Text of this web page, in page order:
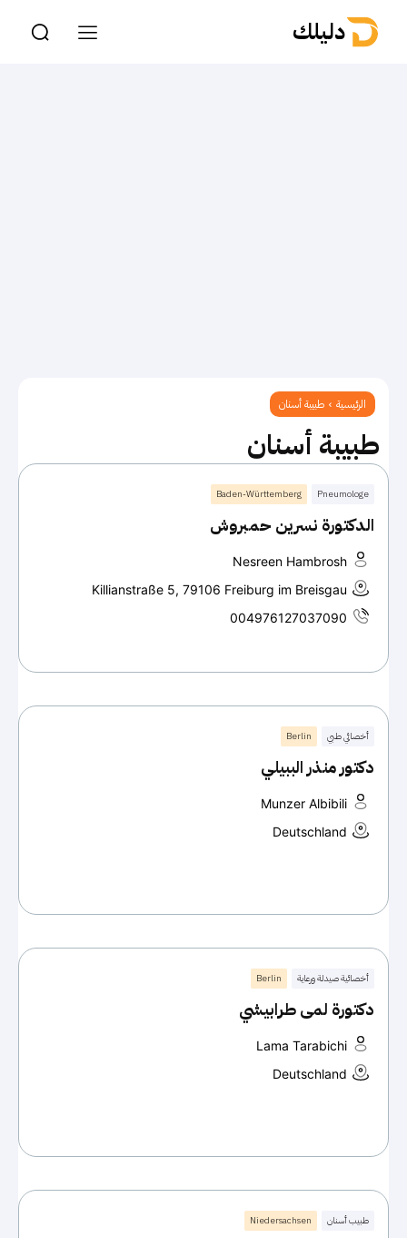
دليلك
الرئيسية طبيبة أسنان
طبيبة أسنان
Pneumologe
Baden-Württemberg
الدكتورة نسرين حمبروش
Nesreen Hambrosh
Killianstraße 5, 79106 Freiburg im Breisgau
004976127037090
أخصائي طبي Berlin
دكتور منذر الببيلي
Munzer Albibili
Deutschland
أخصائية صيدلة ورعاية Berlin
دكتورة لمى طرابيشي
Lama Tarabichi
Deutschland
طبيب أسنان Niedersachsen